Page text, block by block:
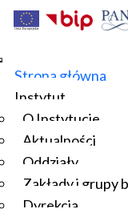
Strona główna
Instytut
O Instytucie
Aktualności
Oddziały
Zakłady i grupy
Dyrekcja